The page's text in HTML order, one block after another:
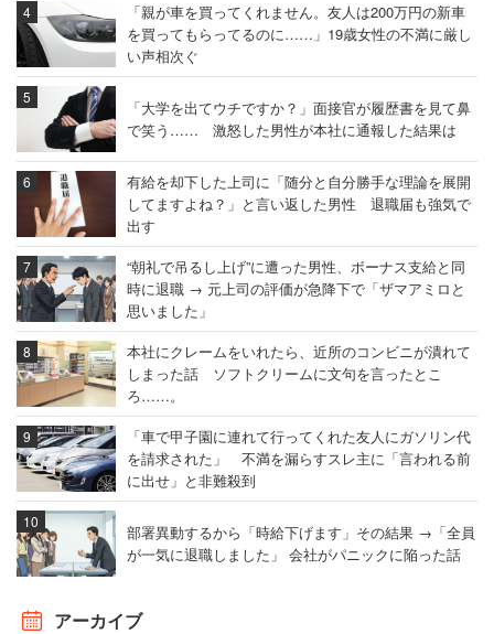
「親が車を買ってくれません。友人は200万円の新車
を買ってもらってるのに……」19歳女性の不満に厳し
い声相次ぐ
「大学を出てウチですか？」面接官が履歴書を見て鼻
で笑う…… 激怒した男性が本社に通報した結果は
有給を却下した上司に「随分と自分勝手な理論を展開
してますよね？」と言い返した男性 退職届も強気で
出す
“朝礼で吊るし上げ”に遭った男性、ボーナス支給と同
時に退職 → 元上司の評価が急降下で「ザマアミロと
思いました」
本社にクレームをいれたら、近所のコンビニが潰れて
しまった話 ソフトクリームに文句を言ったとこ
ろ……。
「車で甲子園に連れて行ってくれた友人にガソリン代
を請求された」 不満を漏らすスレ主に「言われる前
に出せ」と非難殺到
部署異動するから「時給下げます」その結果 →「全員
が一気に退職しました」 会社がパニックに陥った話
アーカイブ